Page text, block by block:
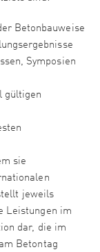
Betonbauweise
Symposien
gültigen
sie
jeweils
Leistungen im
dar, die im
Betontag